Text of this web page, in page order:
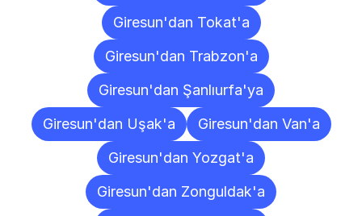
Giresun'dan Tokat'a
Giresun'dan Trabzon'a
Giresun'dan Şanlıurfa'ya
Giresun'dan Uşak'a
Giresun'dan Van'a
Giresun'dan Yozgat'a
Giresun'dan Zonguldak'a